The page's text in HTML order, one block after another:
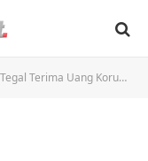
Terima Uang Korupsi dari Mantan Menkes?